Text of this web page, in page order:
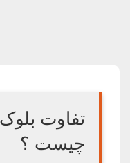
چیست ؟